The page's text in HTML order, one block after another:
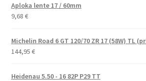
Aploka lente 17 / 60mm
9,68 €
Michelin Road 6 GT 120/70 ZR 17 (58W) TL
144,95 €
Heidenau 5.50 - 16 82P P29 TT